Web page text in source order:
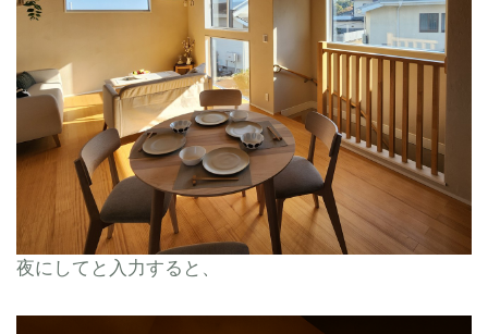
夜にしてと入力すると、